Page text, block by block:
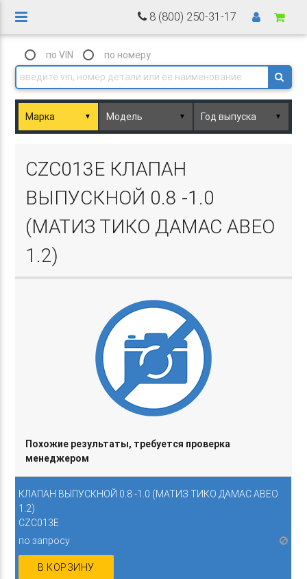
8 (800) 250-31-17
по VIN по номеру
▼ ▼ ▼
CZC013E КЛАПАН
ВЫПУСКНОЙ 0.8 -1.0
(МАТИЗ ТИКО ДАМАС АВЕО
1.2)
КЛАПАН ВЫПУСКНОЙ 0.8 -1.0 (МАТИЗ ТИКО ДАМАС АВЕО
1.2)
CZC013E
по запросу
В КОРЗИНУ
Похожие результаты, требуется проверка
менеджером